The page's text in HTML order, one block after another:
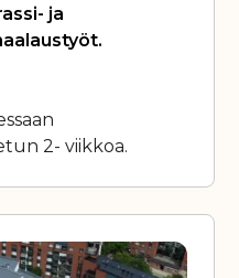
ja
2- viikkoa.